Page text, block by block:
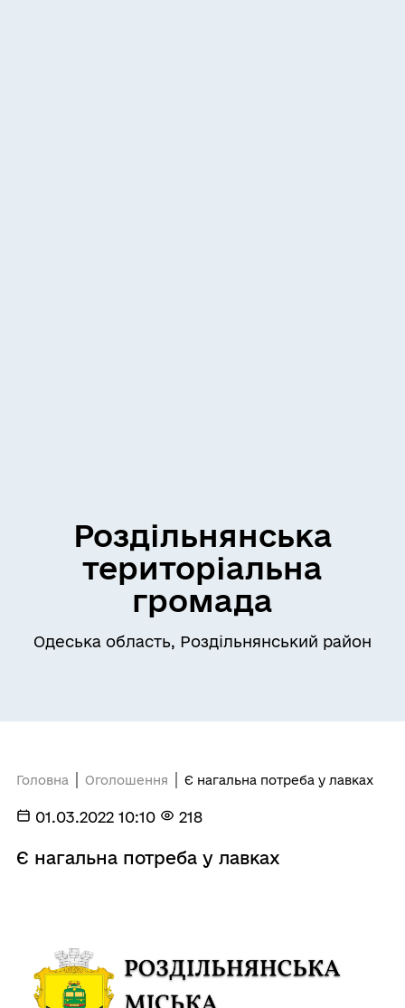
Роздільнянська
територіальна
громада
Одеська область, Роздільнянський район
Головна Оголошення Є нагальна потреба у лавках
01.03.2022 10:10 218
Є нагальна потреба у лавках